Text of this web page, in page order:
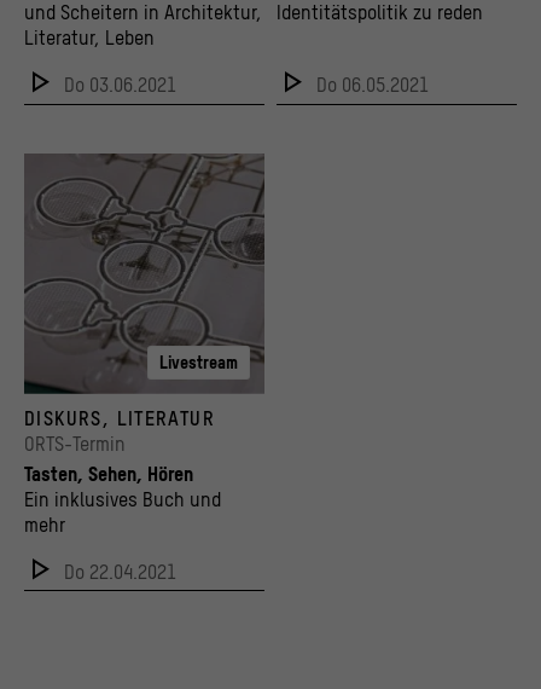
und Scheitern in Architektur,
Literatur, Leben
Do 03.06.2021
Identitätspolitik zu reden
Do 06.05.2021
Livestream
© Stiftung Humboldt Forum im Berliner Schloss / inkl. Design GmbH / Foto: Andreas
DISKURS, LITERATUR
ORTS-Termin
Tasten, Sehen, Hören
Ein inklusives Buch und
mehr
Do 22.04.2021